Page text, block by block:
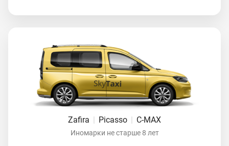
Zafira | Picasso | C-MAX
Иномарки не старше 8 лет